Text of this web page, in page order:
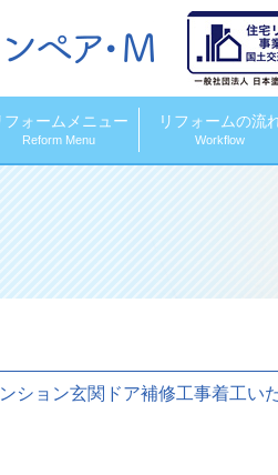
株式会社コンペア・
フォームメニュー
Reform Menu
リフォームの流
Workflow
ション玄関ドア補修工事着工い